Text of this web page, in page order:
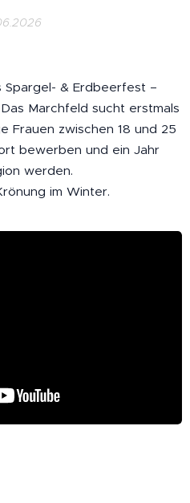
& Erdbeerfest –
Marchfeld sucht erstmals
Frauen zwischen 18 und 25
bewerben und ein Jahr
werden. 👑
im Winter.